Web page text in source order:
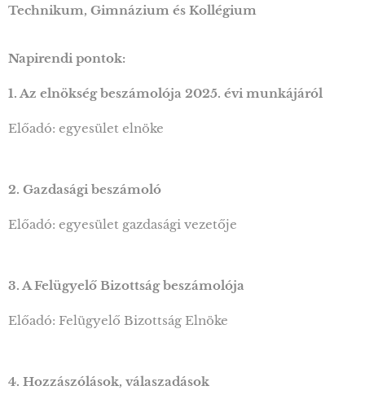
Technikum, Gimnázium és Kollégium
Napirendi pontok:
1. Az elnökség beszámolója 2025. évi munkájáról
Előadó: egyesület elnöke
2. Gazdasági beszámoló
Előadó: egyesület gazdasági vezetője
3. A Felügyelő Bizottság beszámolója
Előadó: Felügyelő Bizottság Elnöke
4. Hozzászólások, válaszadások